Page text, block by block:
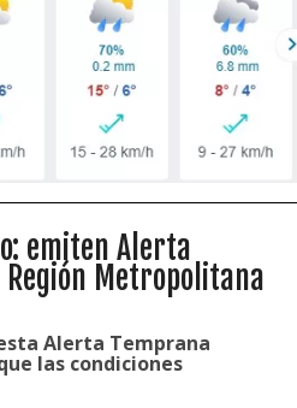
emiten Alerta
Metropolitana
Alerta Temprana
las condiciones